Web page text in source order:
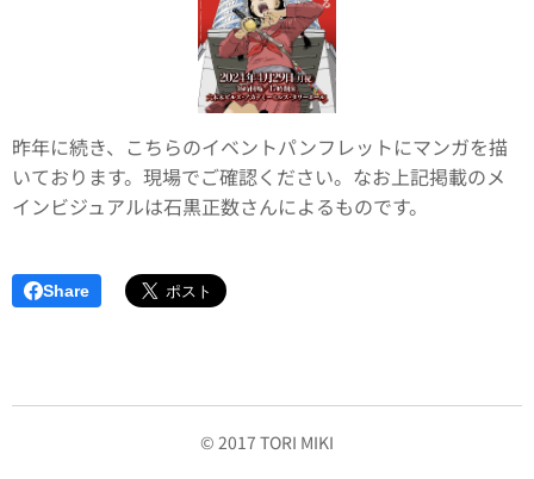
昨年に続き、こちらのイベントパンフレットにマンガを描
いております。現場でご確認ください。なお上記掲載のメ
インビジュアルは石黒正数さんによるものです。
Share
© 2017 TORI MIKI